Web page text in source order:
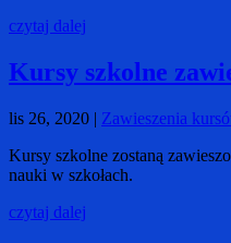
czytaj dalej
Kursy szkolne
lis 26, 2020 | Zawieszenia
Kursy szkolne zostaną
nauki w szkołach.
czytaj dalej